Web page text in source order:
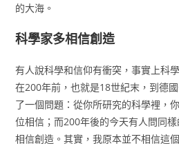
的大海。
科學家多相信創造
有人說科學和信仰有衝突，事實上科
在200年前，也就是18世紀末，到德
了一個問題：從你所研究的科學裡，
位相信；而200年後的今天有人問同
相信創造。其實，我原本並不相信這